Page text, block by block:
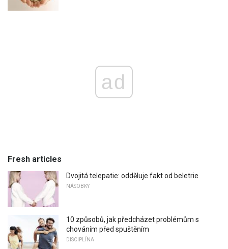
ad
Fresh articles
Dvojitá telepatie: odděluje fakt od beletrie
NÁSOBKY
10 způsobů, jak předcházet problémům s
chováním před spuštěním
DISCIPLÍNA